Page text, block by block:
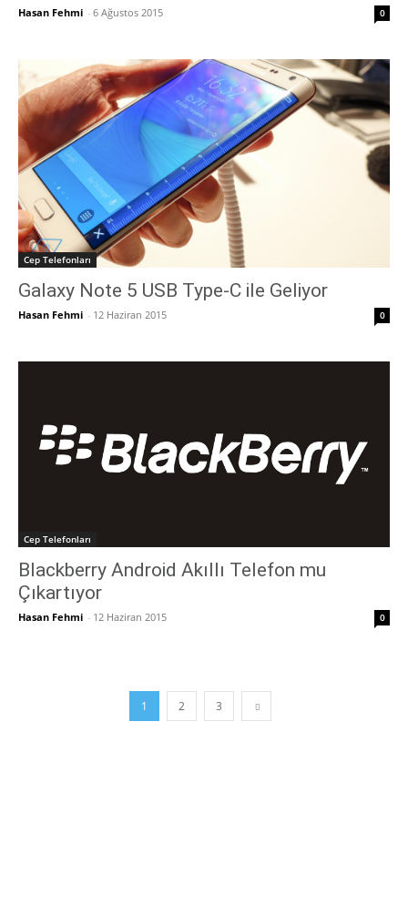
Hasan Fehmi - 6 Ağustos 2015 0
Cep Telefonları
Galaxy Note 5 USB Type-C ile Geliyor
Hasan Fehmi - 12 Haziran 2015 0
Cep Telefonları
Blackberry Android Akıllı Telefon mu
Çıkartıyor
Hasan Fehmi - 12 Haziran 2015 0
1 2 3